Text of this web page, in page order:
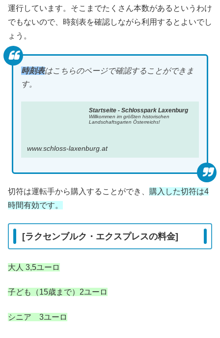
運行しています。そこまでたくさん本数があるというわけ
でもないので、時刻表を確認しながら利用するとよいでし
ょう。
時刻表はこちらのページで確認することができま
す。
Startseite - Schlosspark Laxenburg
Willkommen im größten historischen
Landschaftsgarten Österreichs!
www.schloss-laxenburg.at
切符は運転手から購入することができ、 購入した切符は4
時間有効です。
[ラクセンブルク・エクスプレスの料金]
大人 3,5ユーロ
子ども（15歳まで）2ユーロ
シニア 3ユーロ